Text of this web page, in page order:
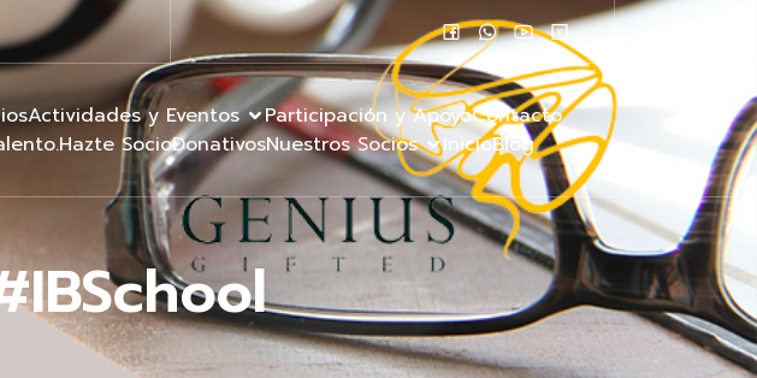
Actividades y Eventos Participación y ApoyoContacto
Hazte SocioDonativosNuestros Socios InicioBlog